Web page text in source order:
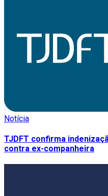
Notícia
TJDFT confirma
contra ex-companheira